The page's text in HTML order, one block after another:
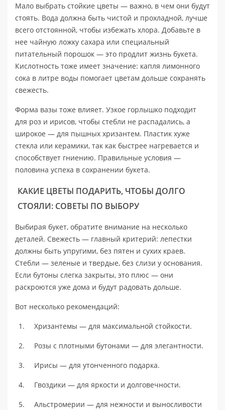
Мало выбрать стойкие цветы — важно, в чем они будут
стоять. Вода должна быть чистой и прохладной, лучше
всего отстоянной, чтобы избежать хлора. Добавьте в
нее чайную ложку сахара или специальный
питательный порошок — это продлит жизнь букета.
Кислотность тоже имеет значение: капля лимонного
сока в литре воды помогает цветам дольше сохранять
свежесть.
Форма вазы тоже влияет. Узкое горлышко подходит
для роз и ирисов, чтобы стебли не распадались, а
широкое — для пышных хризантем. Пластик хуже
стекла или керамики, так как быстрее нагревается и
способствует гниению. Правильные условия —
половина успеха в сохранении букета.
КАКИЕ ЦВЕТЫ ПОДАРИТЬ, ЧТОБЫ ДОЛГО
СТОЯЛИ: СОВЕТЫ ПО ВЫБОРУ
Выбирая букет, обратите внимание на несколько
деталей. Свежесть — главный критерий: лепестки
должны быть упругими, без пятен и сухих краев.
Стебли — зеленые и твердые, без слизи у основания.
Если бутоны слегка закрыты, это плюс — они
раскроются уже дома и будут радовать дольше.
Вот несколько рекомендаций:
Хризантемы — для максимальной стойкости.
Розы с плотными бутонами — для элегантности.
Ирисы — для утонченного подарка.
Гвоздики — для яркости и долговечности.
Альстромерии — для нежности и выносливости